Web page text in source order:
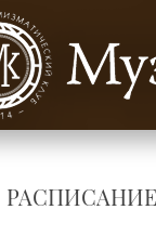
РАСПИСАНИЕ